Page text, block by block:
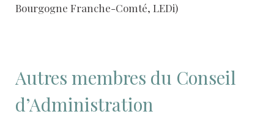
Bourgogne Franche-Comté, LEDi)
Autres membres du Conseil
d’Administration